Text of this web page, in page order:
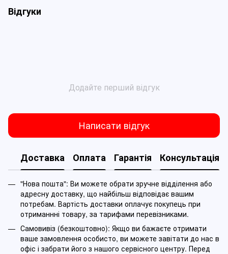
Відгуки
Додайте перший відгук
Написати відгук
Доставка Оплата Гарантія Консультація
"Нова пошта": Ви можете обрати зручне відділення або
адресну доставку, що найбільш відповідає вашим
потребам. Вартість доставки оплачує покупець при
отриманнні товару, за тарифами перевізниками.
Самовивіз (безкоштовно): Якщо ви бажаєте отримати
ваше замовлення особисто, ви можете завітати до нас в
офіс і забрати його з нашого сервісного центру. Перед